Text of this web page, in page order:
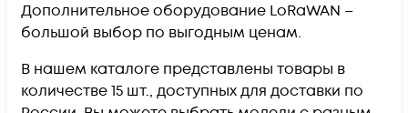
Дополнительное оборудование LoRaWAN –
большой выбор по выгодным ценам.
В нашем каталоге представлены товары в
количестве 15 шт., доступных для доставки по